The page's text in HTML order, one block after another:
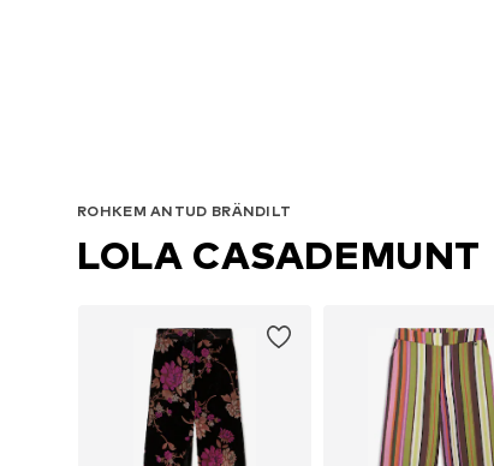
ROHKEM ANTUD BRÄNDILT
LOLA CASADEMUNT